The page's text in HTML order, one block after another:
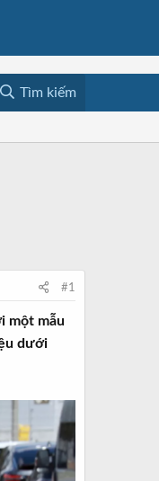
Tìm kiếm
#1
một mẫu
dưới